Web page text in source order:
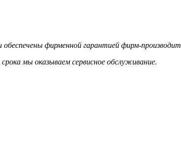
фирменной гарантией фирм-
мы оказываем сервисное обслуживание.